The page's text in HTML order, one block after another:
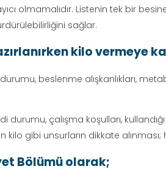
olmamalıdır. Listenin tek bir
sağlar.
kilo vermeye
beslenme alışkanlıkları,
durumu, çalışma koşulları,
gibi unsurların dikkate
Bölümü olarak;